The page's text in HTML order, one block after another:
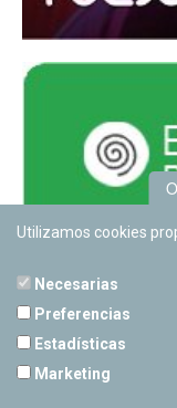
Utilizamos cookies
Necesarias
Preferencias
Estadísticas
Marketing